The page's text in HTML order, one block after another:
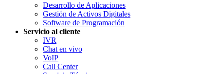
Desarrollo de Aplicaciones
Gestión de Activos Digitales
Software de Programación
Servicio al cliente
IVR
Chat en vivo
VoIP
Call Center